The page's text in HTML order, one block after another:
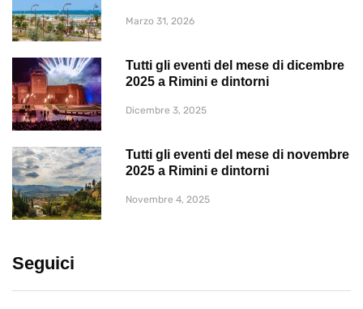
Marzo 31, 2026
Tutti gli eventi del mese di dicembre
2025 a Rimini e dintorni
Dicembre 3, 2025
Tutti gli eventi del mese di novembre
2025 a Rimini e dintorni
Novembre 4, 2025
Seguici